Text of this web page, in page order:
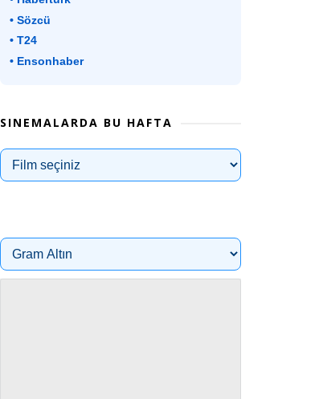
• Habertürk
• Sözcü
• T24
• Ensonhaber
SINEMALARDA BU HAFTA